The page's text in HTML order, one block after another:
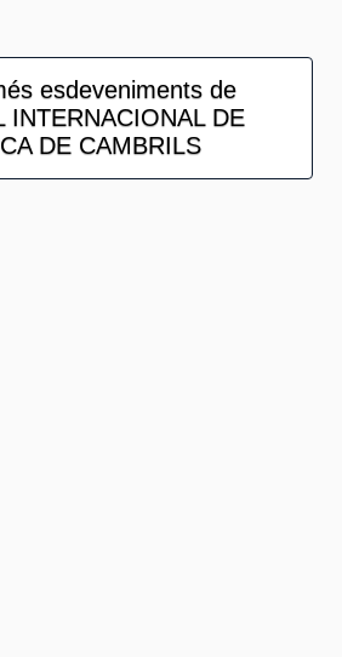
esdeveniments de
INTERNACIONAL DE
DE CAMBRILS